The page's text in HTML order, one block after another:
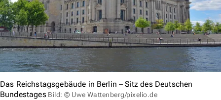
Das Reichstagsgebäude in Berlin – Sitz des Deutschen
Bundestages Bild: © Uwe Wattenberg/pixelio.de